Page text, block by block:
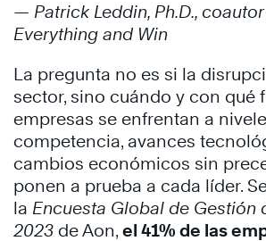
— Patrick Leddin, Ph.D.,
Everything and Win
La pregunta no es si la
sector, sino cuándo y con qué
empresas se enfrentan a
competencia, avances
cambios económicos sin
ponen a prueba a cada líder.
la Encuesta Global de Gestión
2023 de Aon, el 41% de las